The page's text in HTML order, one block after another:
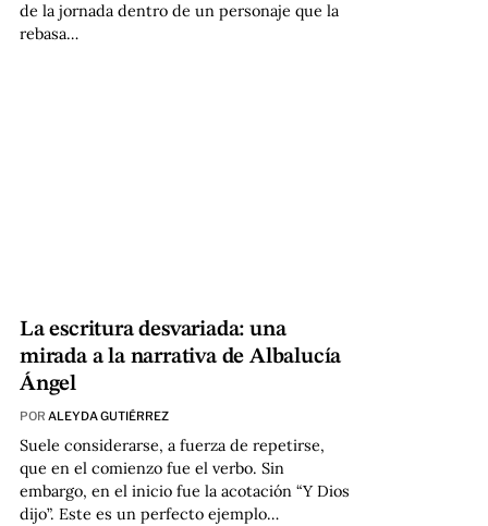
de la jornada dentro de un personaje que la
rebasa…
La escritura desvariada: una
mirada a la narrativa de Albalucía
Ángel
POR ALEYDA GUTIÉRREZ
Suele considerarse, a fuerza de repetirse,
que en el comienzo fue el verbo. Sin
embargo, en el inicio fue la acotación “Y Dios
dijo”. Este es un perfecto ejemplo…